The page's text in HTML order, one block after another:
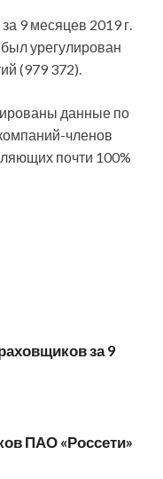
9 месяцев 2019 г.
урегулирован
(979 372).
данные по
членов
почти 100%
за 9
ПАО «Россети»